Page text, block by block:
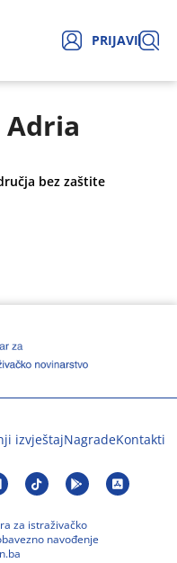
PRIJAVI
Adria
bez zaštite
izvještajNagradeKontakti
za istraživačko
navođenje